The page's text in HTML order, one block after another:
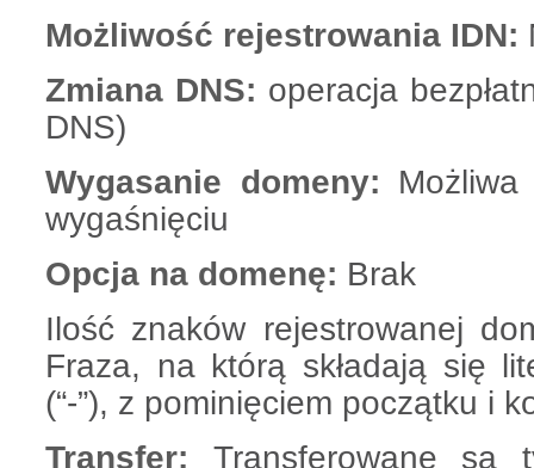
Możliwość rejestrowania IDN:
Zmiana DNS: operacja
DNS)
Wygasanie domeny:
wygaśnięciu
Opcja na domenę: Brak
Ilość znaków rejestrowanej
Fraza, na którą składają się
(“-”), z pominięciem początku i
Transfer: Transferowane są